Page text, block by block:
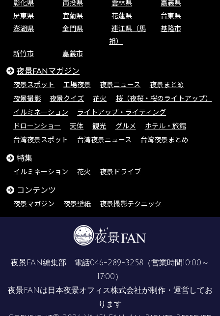
彰化県
南投県 雲林県
嘉義県
屏東県
宜蘭県 花蓮県
台東県
澎湖県
金門県
連江県（馬
祖）
基隆市
新竹市 嘉義市
夜景FANマガジン
夜景スポット 工場夜景 夜景ニュース
夜景まとめ
夜景撮影
夜景クイズ 花火
桜（夜桜・桜のライトアップ）
イルミネーション
ライトアップ・ライティング
ドローンショー
天体 観光 グルメ
ホテル・旅館
台湾夜景スポット
台湾夜景ニュース 台湾夜景まとめ
特集
イルミネーション 花火 夜景ドライブ
コンテンツ
夜景マガジン 夜景壁紙 夜景撮影テクニック
夜景FAN編集部 電話046-289-3258 （営業時間10:00～
17:00）
夜景FANは 日本夜景オフィス株式会社が制作・運営してお
ります